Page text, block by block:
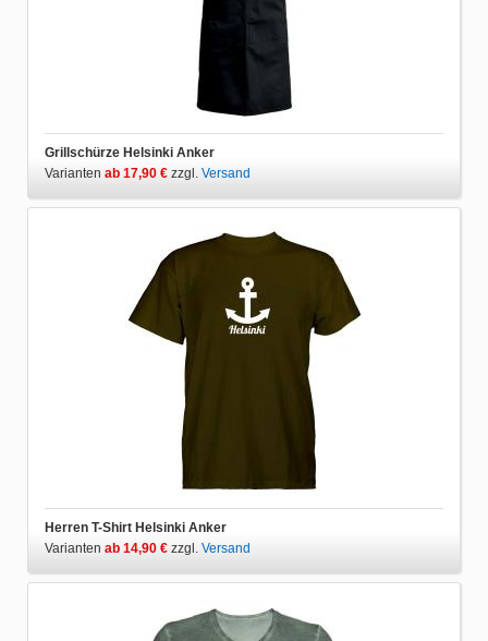
Grillschürze Helsinki Anker
Varianten ab 17,90 € zzgl. Versand
Herren T-Shirt Helsinki Anker
Varianten ab 14,90 € zzgl. Versand